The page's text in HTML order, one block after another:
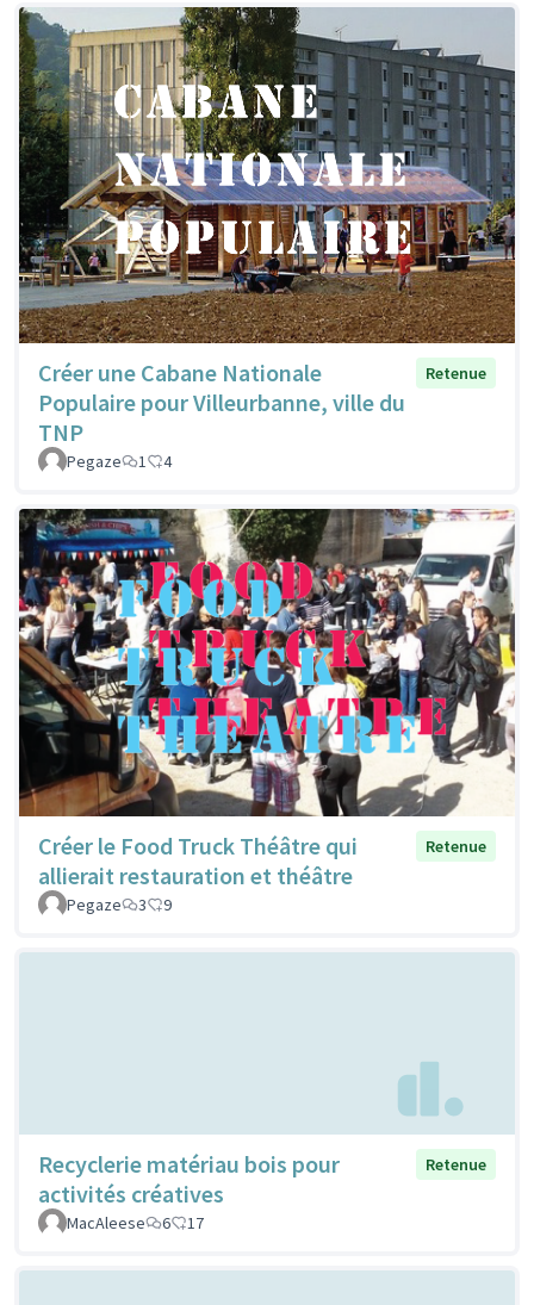
Créer une Cabane Nationale
Populaire pour Villeurbanne, ville du
TNP
Retenue
Pegaze 1 4
Créer le Food Truck Théâtre qui
allierait restauration et théâtre
Retenue
Pegaze 3 9
Recyclerie matériau bois pour
activités créatives
Retenue
MacAleese 6 17